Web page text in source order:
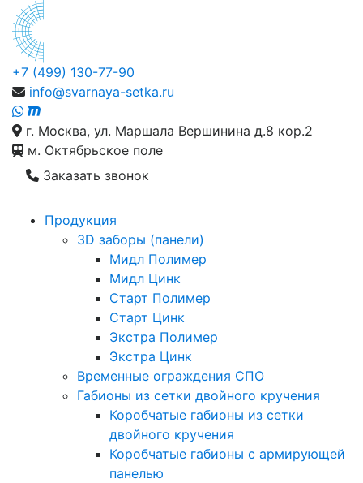
+7 (499) 130-77-90
info@svarnaya-setka.ru
г. Москва, ул. Маршала Вершинина д.8 кор.2
м. Октябрьское поле
Заказать звонок
Продукция
3D заборы (панели)
Мидл Полимер
Мидл Цинк
Старт Полимер
Старт Цинк
Экстра Полимер
Экстра Цинк
Временные ограждения СПО
Габионы из сетки двойного кручения
Коробчатые габионы из сетки
двойного кручения
Коробчатые габионы с армирующей
панелью